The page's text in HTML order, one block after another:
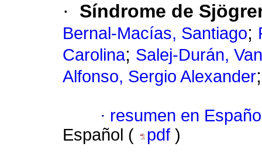
· Síndrome de
Bernal-Macías, Santiago;
Carolina; Salej-Durán,
Alfonso, Sergio Alexander
· resumen en
Español (
pdf )